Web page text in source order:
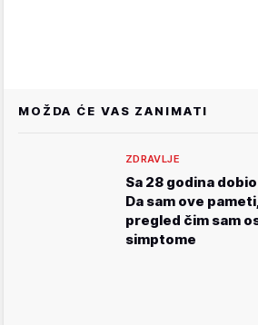
MOŽDA ĆE VAS ZANIMATI
ZDRAVLJE
Sa 28 godina
Da sam ove
pregled čim sam
simptome